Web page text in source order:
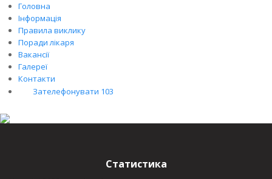
Головна
Інформація
Правила виклику
Поради лікаря
Вакансії
Галереї
Контакти
Зателефонувати 103
Статистика